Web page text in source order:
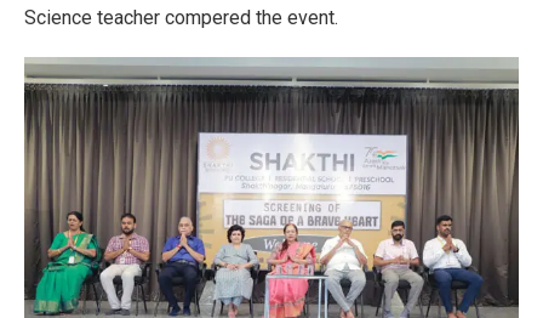
Science teacher compered the event.